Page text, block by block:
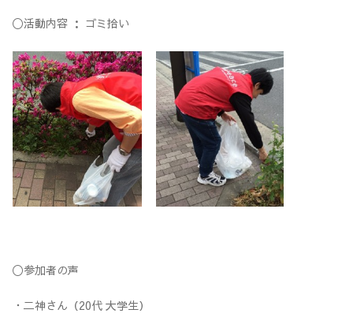
〇活動内容 ： ゴミ拾い
〇参加者の声
・二神さん（20代 大学生）